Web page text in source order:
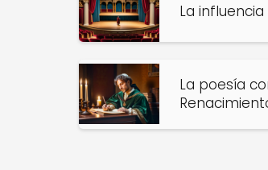
La
La poesía